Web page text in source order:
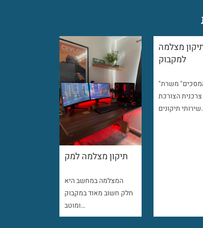
תיקון מצלמה למק
המצלמה במחשב היא
חלק חשוב מאוד במקבוק
ומוטב…
מצלמה
למקבוק
"אתר המסכים" משרת
הצורכת